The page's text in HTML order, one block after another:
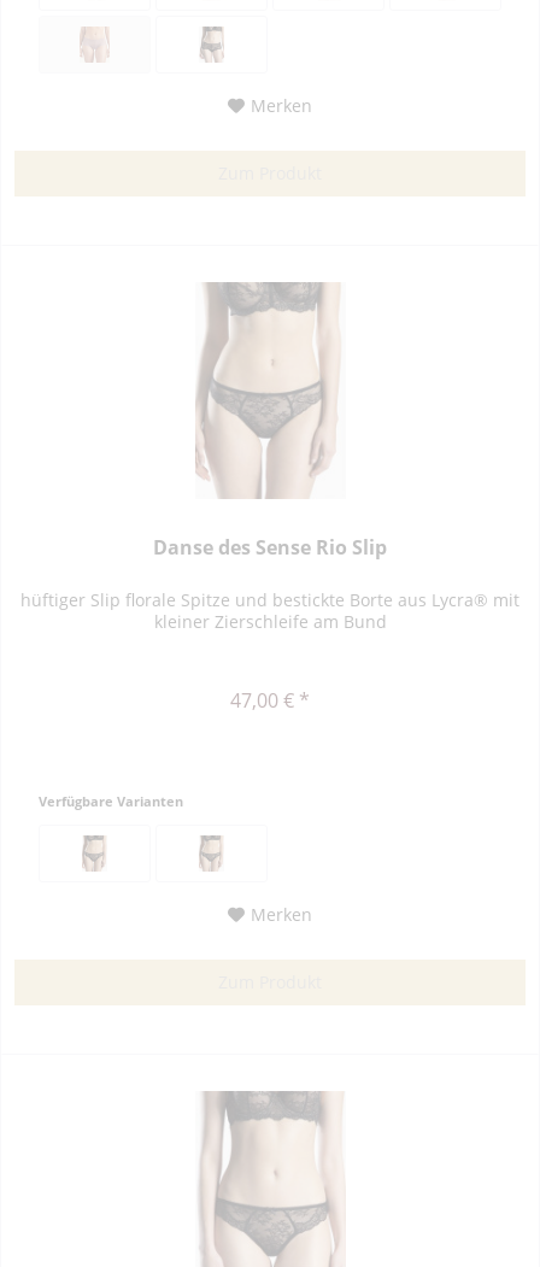
Merken
Danse des Sense Rio Slip
hüftiger Slip florale Spitze und bestickte Borte aus Lycra® mit
kleiner Zierschleife am Bund
47,00 € *
Verfügbare Varianten
Merken